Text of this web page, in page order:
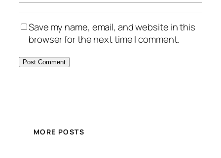
Save my name, email, and website in this
browser for the next time I comment.
MORE POSTS